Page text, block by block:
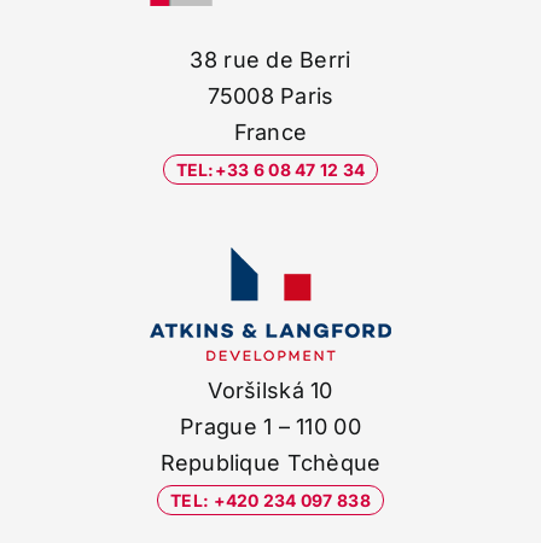
38 rue de Berri
75008 Paris
France
TEL:+33 6 08 47 12 34
Voršilská 10
Prague 1 – 110 00
Republique Tchèque
TEL: +420 234 097 838